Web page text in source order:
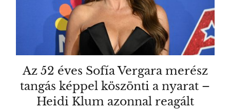
Az 52 éves Sofía Vergara merész
tangás képpel köszönti a nyarat –
Heidi Klum azonnal reagált